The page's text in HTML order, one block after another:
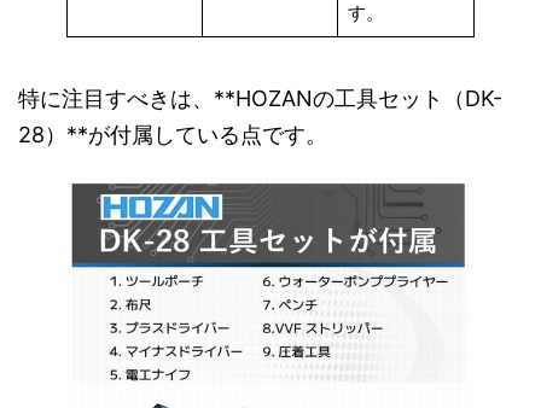
す。
特に注目すべきは、**HOZANの工具セット（DK-
28）**が付属している点です。